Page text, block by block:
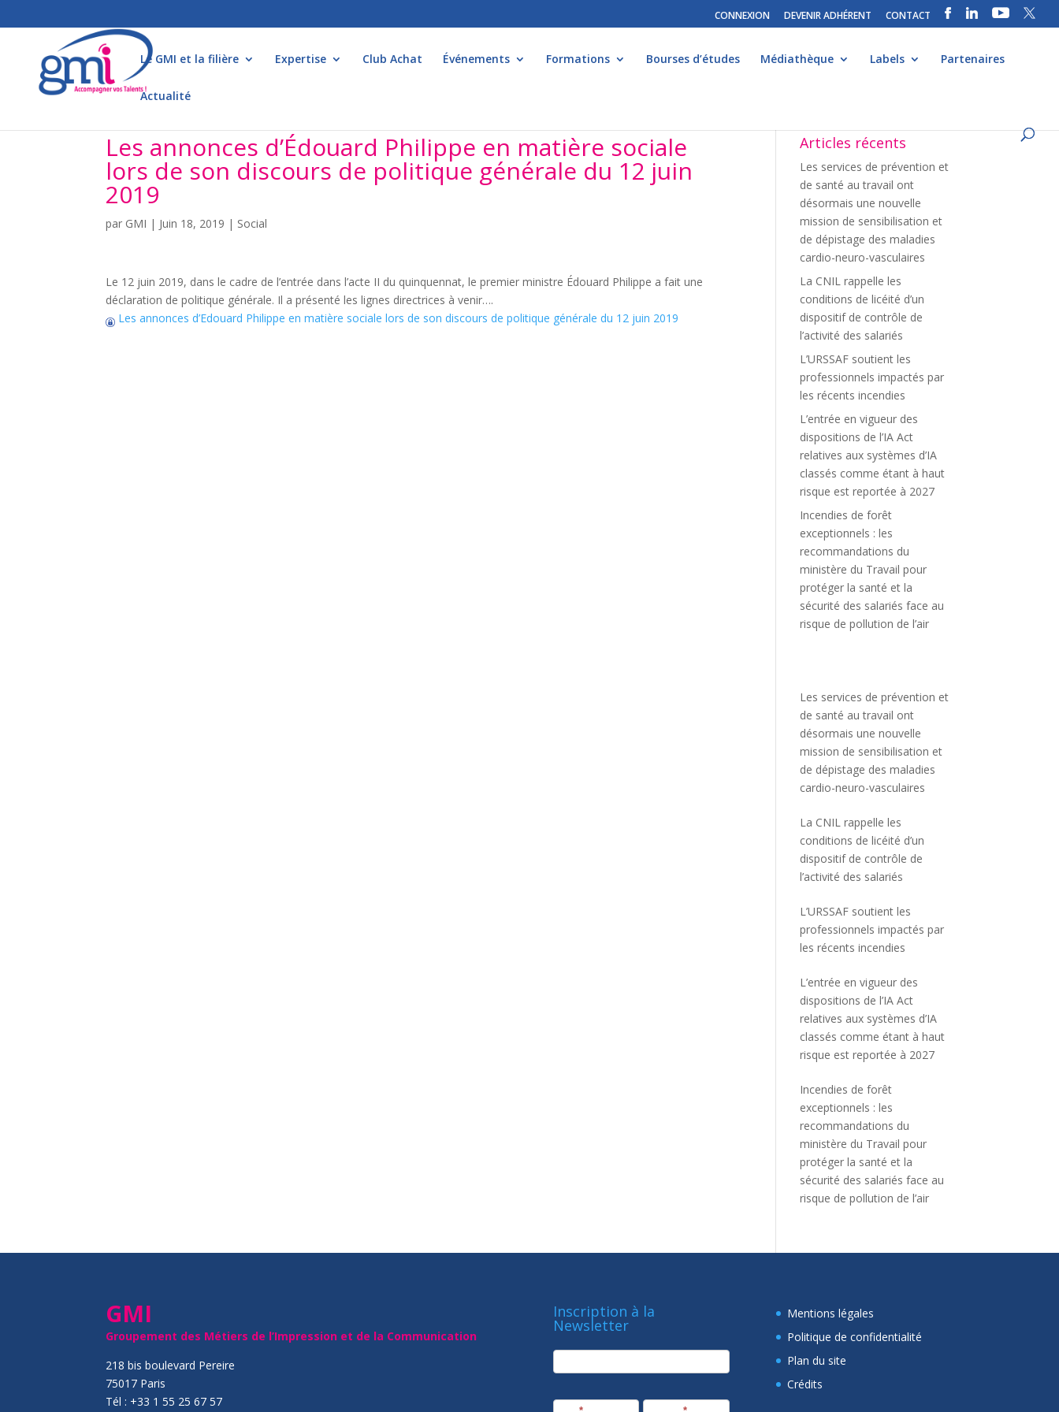
CONNEXION DEVENIR ADHÉRENT CONTACT
Le GMI et la filière Expertise Club Achat Événements Formations Bourses d’études Médiathèque Labels Partenaires
Actualité
Les annonces d’Édouard Philippe en matière sociale
lors de son discours de politique générale du 12 juin
2019
par GMI | Juin 18, 2019 | Social
Le 12 juin 2019, dans le cadre de l’entrée dans l’acte II du quinquennat, le premier ministre Édouard Philippe a fait une
déclaration de politique générale. Il a présenté les lignes directrices à venir….
Les annonces d’Edouard Philippe en matière sociale lors de son discours de politique générale du 12 juin 2019
Articles récents
Les services de prévention et
de santé au travail ont
désormais une nouvelle
mission de sensibilisation et
de dépistage des maladies
cardio-neuro-vasculaires
La CNIL rappelle les
conditions de licéité d’un
dispositif de contrôle de
l’activité des salariés
L’URSSAF soutient les
professionnels impactés par
les récents incendies
L’entrée en vigueur des
dispositions de l’IA Act
relatives aux systèmes d’IA
classés comme étant à haut
risque est reportée à 2027
Incendies de forêt
exceptionnels : les
recommandations du
ministère du Travail pour
protéger la santé et la
sécurité des salariés face au
risque de pollution de l’air
Les services de prévention et
de santé au travail ont
désormais une nouvelle
mission de sensibilisation et
de dépistage des maladies
cardio-neuro-vasculaires
La CNIL rappelle les
conditions de licéité d’un
dispositif de contrôle de
l’activité des salariés
L’URSSAF soutient les
professionnels impactés par
les récents incendies
L’entrée en vigueur des
dispositions de l’IA Act
relatives aux systèmes d’IA
classés comme étant à haut
risque est reportée à 2027
Incendies de forêt
exceptionnels : les
recommandations du
ministère du Travail pour
protéger la santé et la
sécurité des salariés face au
risque de pollution de l’air
GMI
Groupement des Métiers de l’Impression et de la Communication
218 bis boulevard Pereire
75017 Paris
Tél : +33 1 55 25 67 57
Inscription à la
Newsletter
newsletter
Mentions légales
Politique de confidentialité
Plan du site
Crédits